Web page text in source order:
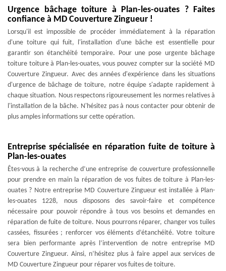
Urgence bâchage toiture à Plan-les-ouates ? Faites
confiance à MD Couverture Zingueur !
Lorsqu'il est impossible de procéder immédiatement à la réparation
d'une toiture qui fuit, l'installation d'une bâche est essentielle pour
garantir son étanchéité temporaire. Pour une pose urgente bâchage
toiture toiture à Plan-les-ouates, vous pouvez compter sur la société MD
Couverture Zingueur. Avec des années d'expérience dans les situations
d'urgence de bâchage de toiture, notre équipe s'adapte rapidement à
chaque situation. Nous respectons rigoureusement les normes relatives à
l'installation de la bâche. N'hésitez pas à nous contacter pour obtenir de
plus amples informations sur cette opération.
Entreprise spécialisée en réparation fuite de toiture à
Plan-les-ouates
Êtes-vous à la recherche d’une entreprise de couverture professionnelle
pour prendre en main la réparation de vos fuites de toiture à Plan-les-
ouates ? Notre entreprise MD Couverture Zingueur est installée à Plan-
les-ouates 1228, nous disposons des savoir-faire et compétence
nécessaire pour pouvoir répondre à tous vos besoins et demandes en
réparation de fuite de toiture. Nous pourrons réparer, changer vos tuiles
cassées, fissurées ; renforcer vos éléments d’étanchéité. Votre toiture
sera bien performante après l’intervention de notre entreprise MD
Couverture Zingueur. Ainsi, n’hésitez plus à faire appel aux services de
MD Couverture Zingueur pour réparer vos fuites de toiture.